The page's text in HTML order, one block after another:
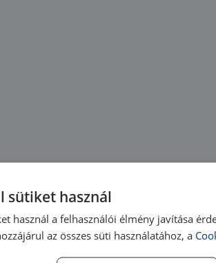
sütiket használ
használ a felhasználói élmény javítása
az összes süti használatához, a